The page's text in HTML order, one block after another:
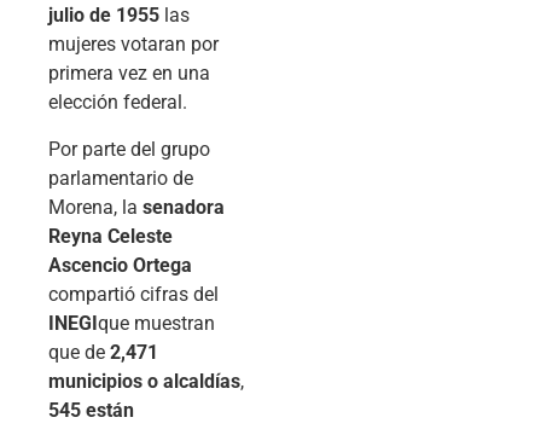
julio de 1955 las
mujeres votaran por
primera vez en una
elección federal.
Por parte del grupo
parlamentario de
Morena, la senadora
Reyna Celeste
Ascencio Ortega
compartió cifras del
INEGIque muestran
que de 2,471
municipios o alcaldías,
545 están